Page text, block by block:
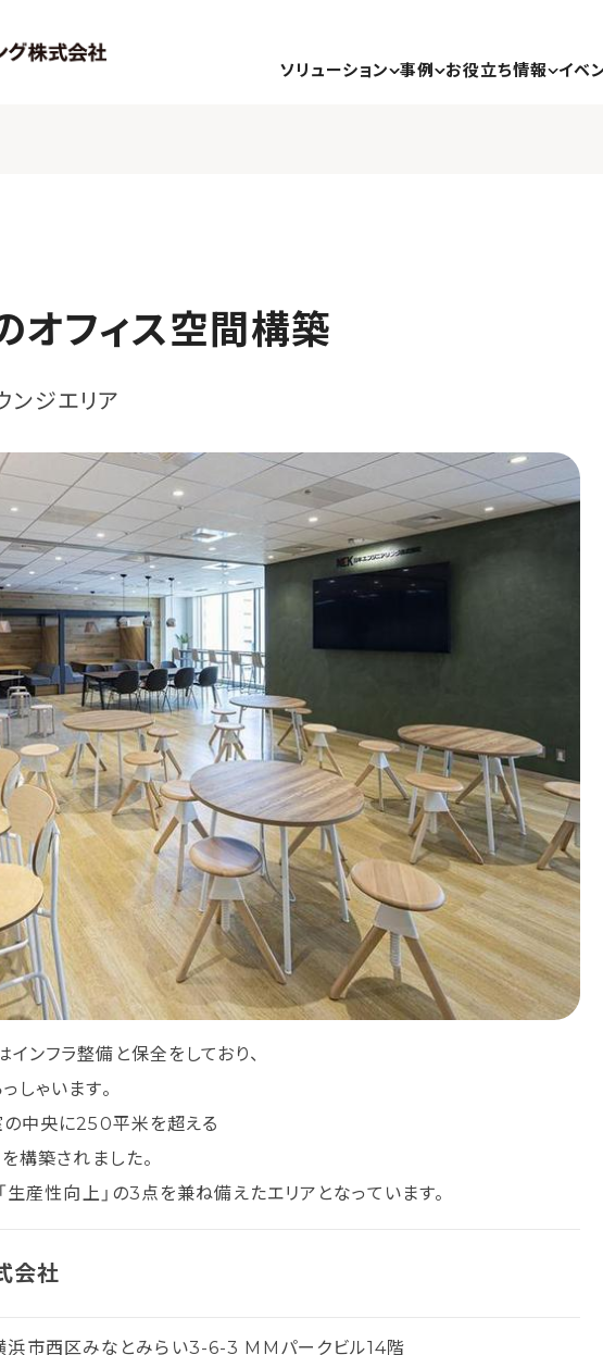
ソリューション 事例 お役立ち情報 イベ
オフィス空間構築
ンジエリア
ンフラ整備と保全をしており、
しゃいます。
の中央に250平米を超える
構築されました。
生産性向上」の3点を兼ね備えたエリアとなっています。
会社
浜市西区みなとみらい3-6-3 MMパークビル14階